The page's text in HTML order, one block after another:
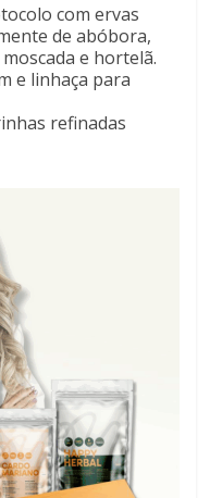
com ervas
de abóbora,
e hortelã.
e linhaça para
refinadas